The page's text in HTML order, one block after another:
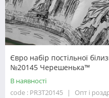
Євро набір постільної
№20145 Черешенька™
В наявності
code : PR3T20145
Опт і